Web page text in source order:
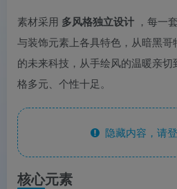
素材采用 多风格独立设计 ，每一
与装饰元素上各具特色，从暗黑
的未来科技，从手绘风的温暖亲
格多元、个性十足。
隐藏内容，请
核心元素